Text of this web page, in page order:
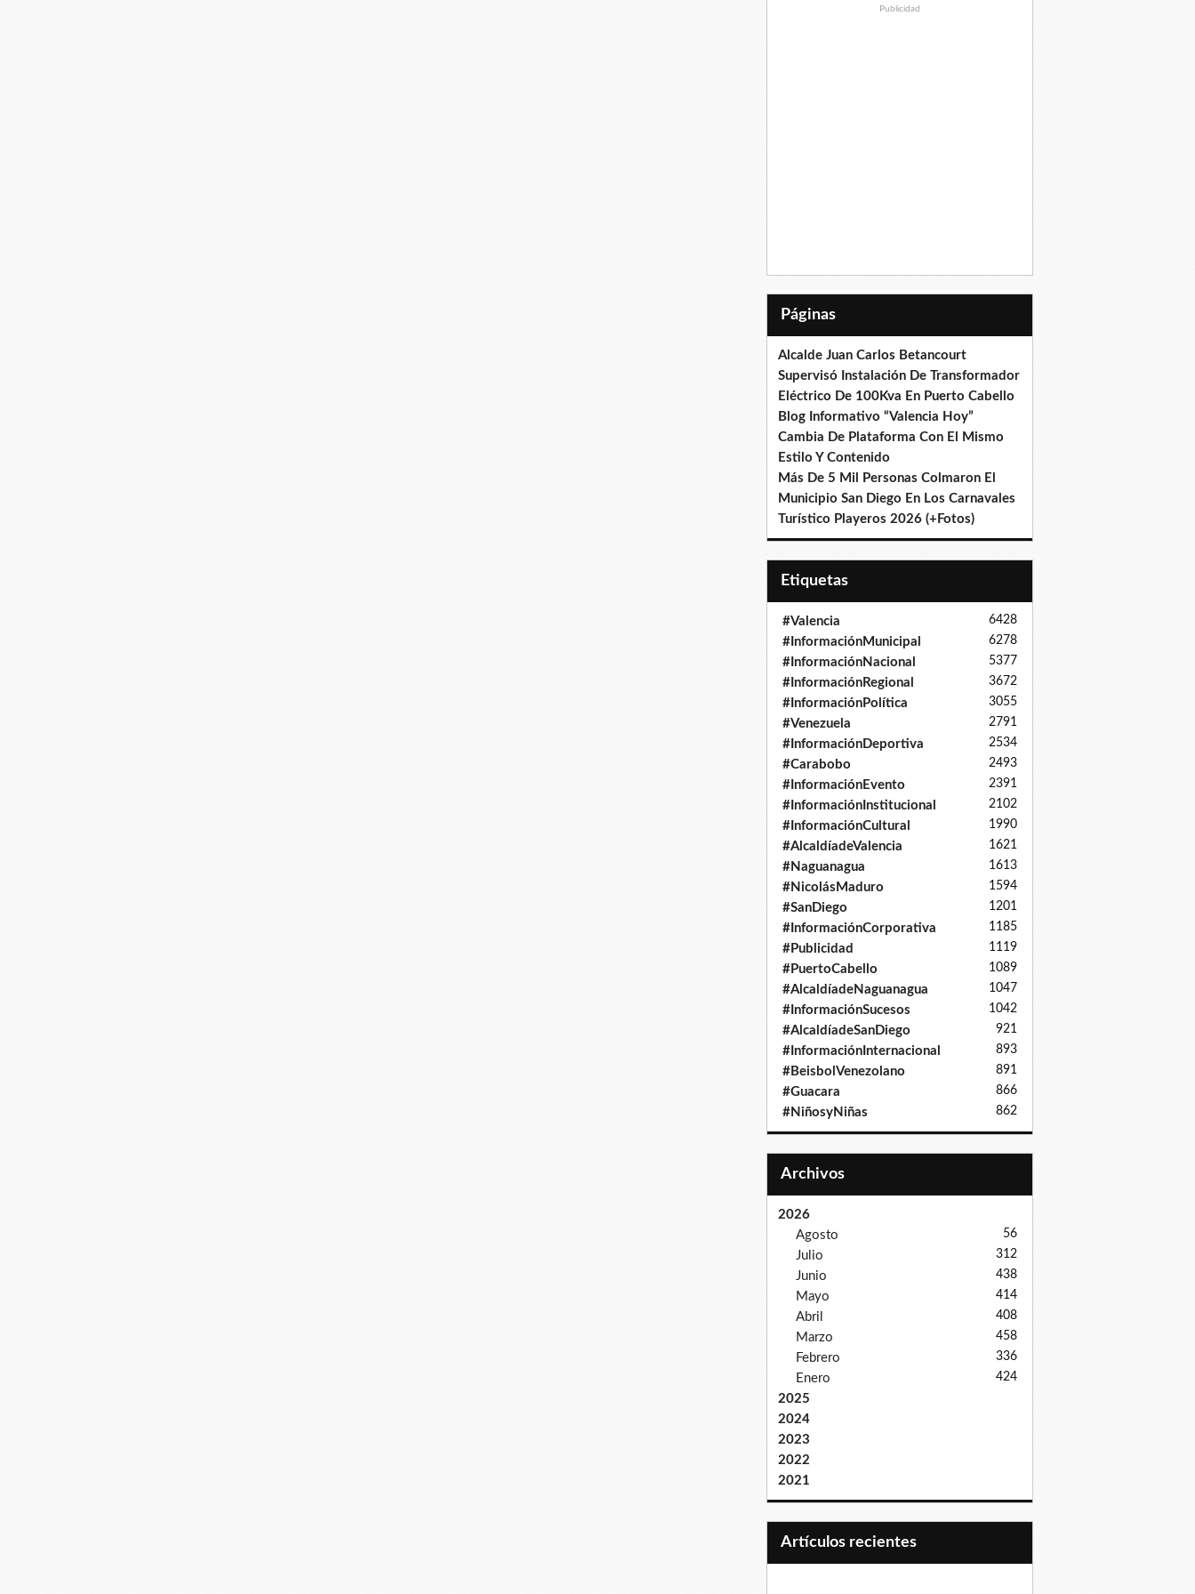
Publicidad
Páginas
Alcalde Juan Carlos Betancourt
Supervisó Instalación De Transformador
Eléctrico De 100Kva En Puerto Cabello
Blog Informativo “Valencia Hoy”
Cambia De Plataforma Con El Mismo
Estilo Y Contenido
Más De 5 Mil Personas Colmaron El
Municipio San Diego En Los Carnavales
Turístico Playeros 2026 (+Fotos)
Etiquetas
#Valencia 6428
#InformaciónMunicipal 6278
#InformaciónNacional 5377
#InformaciónRegional 3672
#InformaciónPolítica 3055
#Venezuela 2791
#InformaciónDeportiva 2534
#Carabobo 2493
#InformaciónEvento 2391
#InformaciónInstitucional 2102
#InformaciónCultural 1990
#AlcaldíadeValencia 1621
#Naguanagua 1613
#NicolásMaduro 1594
#SanDiego 1201
#InformaciónCorporativa 1185
#Publicidad 1119
#PuertoCabello 1089
#AlcaldíadeNaguanagua 1047
#InformaciónSucesos 1042
#AlcaldíadeSanDiego 921
#InformaciónInternacional 893
#BeisbolVenezolano 891
#Guacara 866
#NiñosyNiñas 862
Archivos
2026
Agosto
56
Julio 312
Junio 438
Mayo 414
Abril 408
Marzo 458
Febrero 336
Enero 424
2025
2024
2023
2022
2021
Artículos recientes